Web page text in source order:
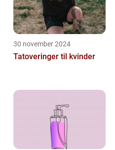
30 november 2024
Tatoveringer til kvinder